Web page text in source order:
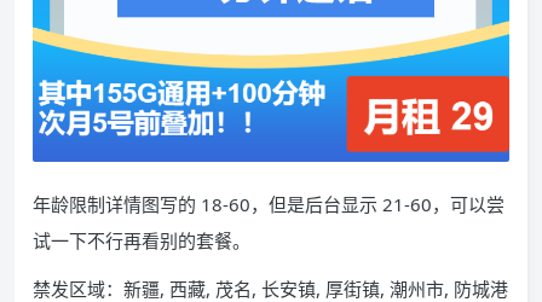
年龄限制详情图写的 18-60，但是后台显示 21-60，可以尝
试一下不行再看别的套餐。
禁发区域：新疆, 西藏, 茂名, 长安镇, 厚街镇, 潮州市, 防城港